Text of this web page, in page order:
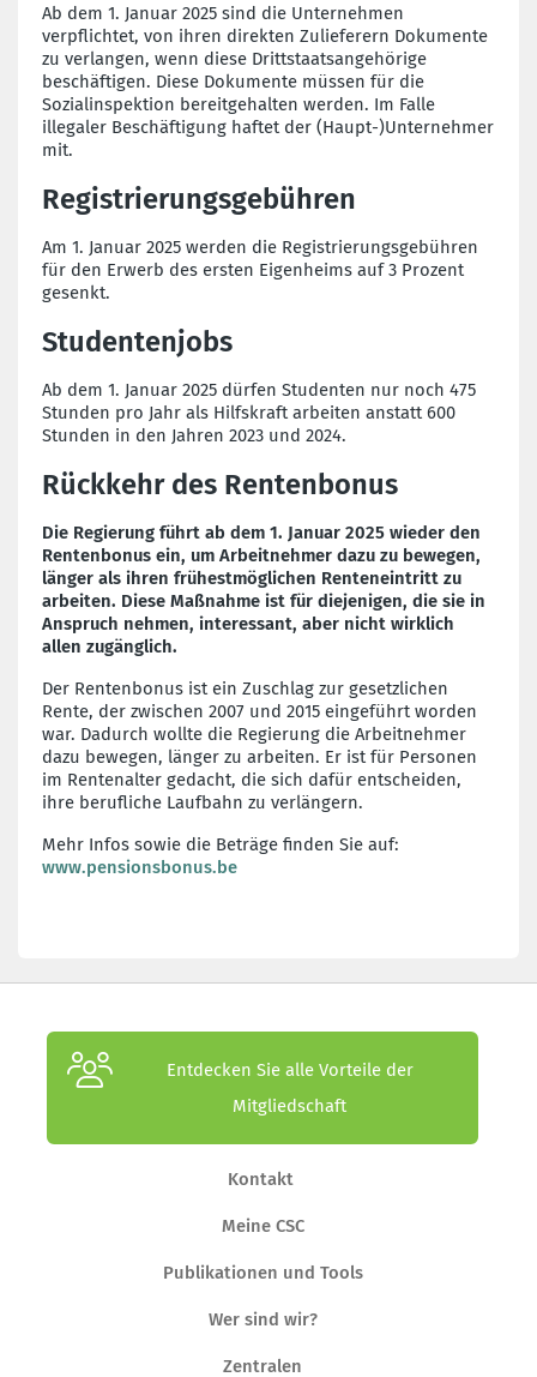
Ab dem 1. Januar 2025 sind die Unternehmen
verpflichtet, von ihren direkten Zulieferern Dokumente
zu verlangen, wenn diese Drittstaatsangehörige
beschäftigen. Diese Dokumente müssen für die
Sozialinspektion bereitgehalten werden. Im Falle
illegaler Beschäftigung haftet der (Haupt-)Unternehmer
mit.
Registrierungsgebühren
Am 1. Januar 2025 werden die Registrierungsgebühren
für den Erwerb des ersten Eigenheims auf 3 Prozent
gesenkt.
Studentenjobs
Ab dem 1. Januar 2025 dürfen Studenten nur noch 475
Stunden pro Jahr als Hilfskraft arbeiten anstatt 600
Stunden in den Jahren 2023 und 2024.
Rückkehr des Rentenbonus
Die Regierung führt ab dem 1. Januar 2025 wieder den
Rentenbonus ein, um Arbeitnehmer dazu zu bewegen,
länger als ihren frühestmöglichen Renteneintritt zu
arbeiten. Diese Maßnahme ist für diejenigen, die sie in
Anspruch nehmen, interessant, aber nicht wirklich
allen zugänglich.
Der Rentenbonus ist ein Zuschlag zur gesetzlichen
Rente, der zwischen 2007 und 2015 eingeführt worden
war. Dadurch wollte die Regierung die Arbeitnehmer
dazu bewegen, länger zu arbeiten. Er ist für Personen
im Rentenalter gedacht, die sich dafür entscheiden,
ihre berufliche Laufbahn zu verlängern.
Mehr Infos sowie die Beträge finden Sie auf:
www.pensionsbonus.be
Entdecken Sie alle Vorteile der
Mitgliedschaft
Kontakt
Meine CSC
Publikationen und Tools
Wer sind wir?
Zentralen